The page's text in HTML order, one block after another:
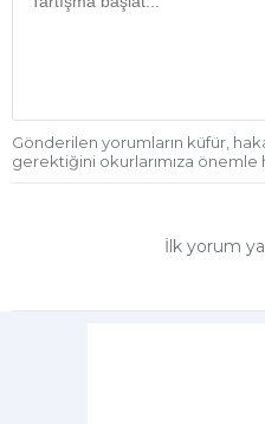
Gönderilen yorumların küfür,
gerektiğini okurlarımıza önemle
İlk yorum